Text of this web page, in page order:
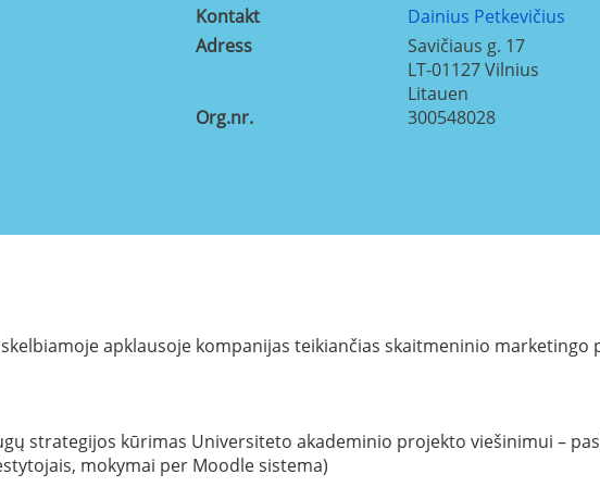
Kontakt
Dainius Petkevičius
Adress
Savičiaus g. 17
LT-01127Vilnius
Litauen
Org.nr.
300548028
apklausoje kompanijas teikiančias skaitmeninio marketingo
strategijos kūrimas Universiteto akademinio projekto viešinimui –
mokymai per Moodle sistema)